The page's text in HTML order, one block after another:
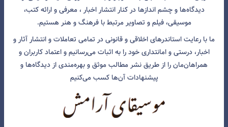
دیدگاه‌ها و چشم انداز‌ها در کنار انتشار اخبار ، معرفی و ارائه کتب،
موسیقی، فیلم و تصاویر مرتبط با فرهنگ و هنر هستیم.
ما با رعایت استاندرهای اخلاقی و قانونی در تمامی تعاملات و انتشار آثار و
اخبار، درستی و امانتداری خود را به اثبات می‌رسانیم و اعتماد کاربران و
همراهان‌مان را از طریق نشر مطالب موثق و بهره‌مندی از دیدگاه‌ها و
پیشنهادات آن‌ها کسب می‌کنیم